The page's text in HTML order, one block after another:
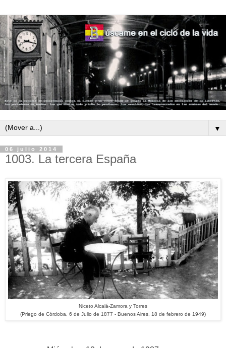
▼
06 julio 2014
1003. La tercera España
Niceto Alcalá-Zamora y Torres
(Priego de Córdoba, 6 de Julio de 1877 - Buenos Aires, 18 de febrero de 1949)